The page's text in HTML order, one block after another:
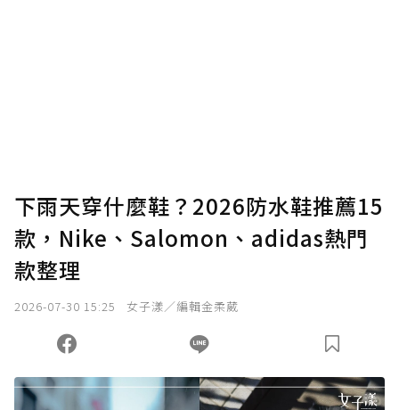
確認送出
您當前剩餘 U 利點數：0點；前往 購買點數
下雨天穿什麼鞋？2026防水鞋推薦15
款，Nike、Salomon、adidas熱門
款整理
2026-07-30 15:25 女子漾／編輯金柔葳